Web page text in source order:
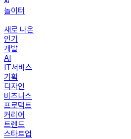
놀이터
새로 나온
인기
개발
AI
IT서비스
기획
디자인
비즈니스
프로덕트
커리어
트렌드
스타트업